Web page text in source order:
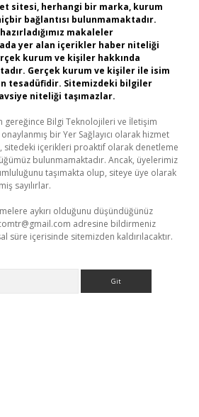
sitesi, herhangi bir marka, kurum
bağlantısı bulunmamaktadır.
makaleler
yer alan içerikler haber niteliği
kurum ve kişiler hakkında
Gerçek kurum ve kişiler ile isim
tesadüfidir. Sitemizdeki bilgiler
niteliği taşımazlar.
gereğince Bilgi Teknolojileri ve İletişim
bir Yer Sağlayıcı olarak hizmet
sitedeki içerikleri proaktif olarak denetleme
bulunmamaktadır. Ancak, üyelerimiz
taşımakta olup, siteye üye olarak
sayılırlar.
aykırı olduğunu düşündüğünüz
adresine bildirmeniz
süre içerisinde sitemizden kaldırılacaktır.